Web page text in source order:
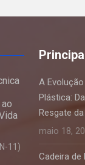
11)
A
Plástica:
Resgate
maio 18,
Cadeira de